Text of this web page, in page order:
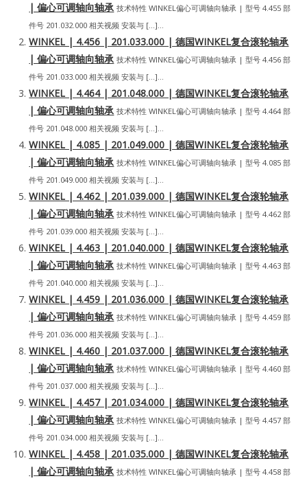
| 偏心可调轴向轴承 技术特性 WINKEL偏心可调轴向轴承 | 型号 4.455 部
件号 201.032.000 相关视频 安装与 […]...
WINKEL | 4.456 | 201.033.000 | 德国WINKEL复合滚轮轴承
| 偏心可调轴向轴承 技术特性 WINKEL偏心可调轴向轴承 | 型号 4.456 部
件号 201.033.000 相关视频 安装与 […]...
WINKEL | 4.464 | 201.048.000 | 德国WINKEL复合滚轮轴承
| 偏心可调轴向轴承 技术特性 WINKEL偏心可调轴向轴承 | 型号 4.464 部
件号 201.048.000 相关视频 安装与 […]...
WINKEL | 4.085 | 201.049.000 | 德国WINKEL复合滚轮轴承
| 偏心可调轴向轴承 技术特性 WINKEL偏心可调轴向轴承 | 型号 4.085 部
件号 201.049.000 相关视频 安装与 […]...
WINKEL | 4.462 | 201.039.000 | 德国WINKEL复合滚轮轴承
| 偏心可调轴向轴承 技术特性 WINKEL偏心可调轴向轴承 | 型号 4.462 部
件号 201.039.000 相关视频 安装与 […]...
WINKEL | 4.463 | 201.040.000 | 德国WINKEL复合滚轮轴承
| 偏心可调轴向轴承 技术特性 WINKEL偏心可调轴向轴承 | 型号 4.463 部
件号 201.040.000 相关视频 安装与 […]...
WINKEL | 4.459 | 201.036.000 | 德国WINKEL复合滚轮轴承
| 偏心可调轴向轴承 技术特性 WINKEL偏心可调轴向轴承 | 型号 4.459 部
件号 201.036.000 相关视频 安装与 […]...
WINKEL | 4.460 | 201.037.000 | 德国WINKEL复合滚轮轴承
| 偏心可调轴向轴承 技术特性 WINKEL偏心可调轴向轴承 | 型号 4.460 部
件号 201.037.000 相关视频 安装与 […]...
WINKEL | 4.457 | 201.034.000 | 德国WINKEL复合滚轮轴承
| 偏心可调轴向轴承 技术特性 WINKEL偏心可调轴向轴承 | 型号 4.457 部
件号 201.034.000 相关视频 安装与 […]...
WINKEL | 4.458 | 201.035.000 | 德国WINKEL复合滚轮轴承
| 偏心可调轴向轴承 技术特性 WINKEL偏心可调轴向轴承 | 型号 4.458 部